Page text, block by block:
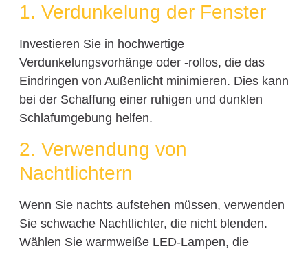
1. Verdunkelung der Fenster
Investieren Sie in hochwertige
Verdunkelungsvorhänge oder -rollos, die das
Eindringen von Außenlicht minimieren. Dies kann
bei der Schaffung einer ruhigen und dunklen
Schlafumgebung helfen.
2. Verwendung von
Nachtlichtern
Wenn Sie nachts aufstehen müssen, verwenden
Sie schwache Nachtlichter, die nicht blenden.
Wählen Sie warmweiße LED-Lampen, die